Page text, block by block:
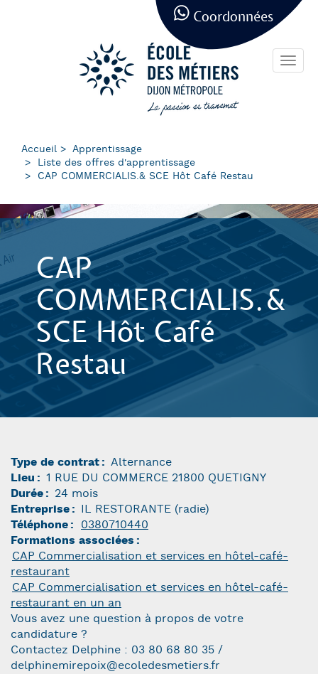
Panneau de gestion des cookies
Coordonnées
Accueil
Apprentissage
Liste des offres d'apprentissage
CAP COMMERCIALIS.& SCE Hôt Café Restau
CAP
COMMERCIALIS.&
SCE Hôt Café
Restau
Type de contrat
Alternance
Lieu
1 RUE DU COMMERCE 21800 QUETIGNY
Durée
24 mois
Entreprise
IL RESTORANTE (radie)
Téléphone
0380710440
Formations associées
CAP Commercialisation et services en hôtel-café-
restaurant
CAP Commercialisation et services en hôtel-café-
restaurant en un an
Vous avez une question à propos de votre
candidature ?
Contactez Delphine : 03 80 68 80 35 /
delphinemirepoix@ecoledesmetiers.fr